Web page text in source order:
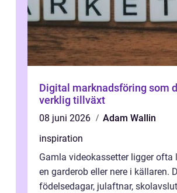
Digital marknadsföring som
verklig tillväxt
08 juni 2026
Adam Wallin
inspiration
Gamla videokassetter ligger ofta
en garderob eller nere i källaren.
födelsedagar, julaftnar,